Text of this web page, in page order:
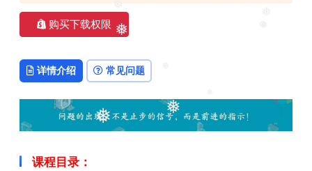
❅
❅
❅
❅
❅
购买下载权限
详情介绍 常见问题
课程目录：